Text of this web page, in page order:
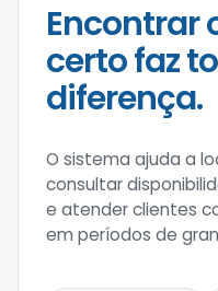
Encontrar
certo faz
diferença.
O sistema ajuda a
consultar
e atender clientes
em períodos de